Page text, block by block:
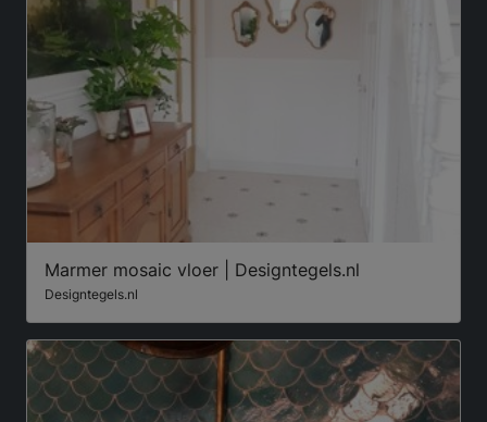
Marmer mosaic vloer | Designtegels.nl
Designtegels.nl